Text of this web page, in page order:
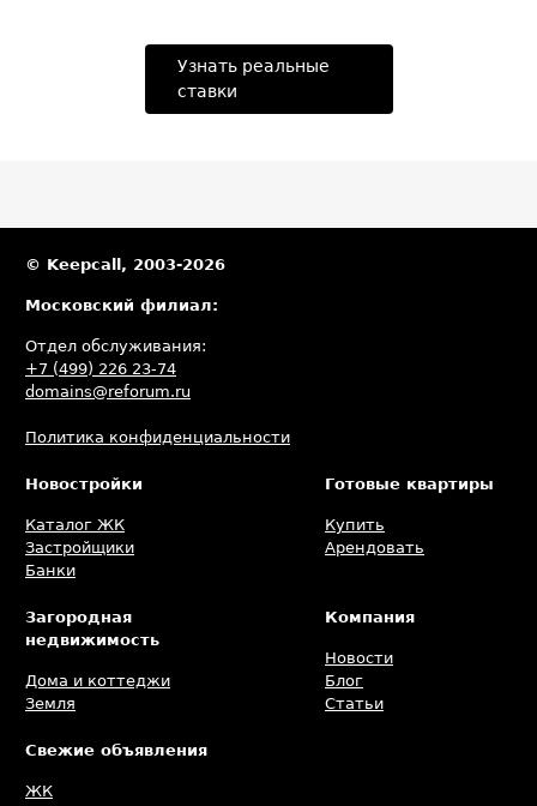
Узнать реальные
ставки
© Keepcall, 2003-2026
Московский филиал:
Отдел обслуживания:
+7 (499) 226 23-74
domains@reforum.ru
Политика конфиденциальности
Новостройки
Каталог ЖК
Застройщики
Банки
Готовые квартиры
Купить
Арендовать
Загородная
недвижимость
Дома и коттеджи
Земля
Компания
Новости
Блог
Статьи
Свежие объявления
ЖК